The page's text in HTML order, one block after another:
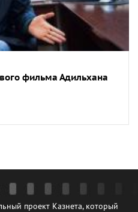
фильма Адильхана
проект Казнета, который